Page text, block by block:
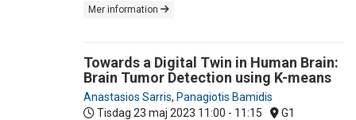
Mer information
Towards a Digital Twin in Human Brain:
Brain Tumor Detection using K-means
Anastasios Sarris, Panagiotis Bamidis
Tisdag 23 maj 2023 11:00 - 11:15 G1